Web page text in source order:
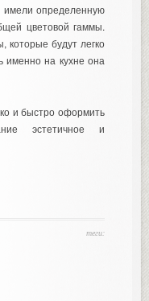
имели определенную
цветовой гаммы.
которые будут легко
именно на кухне она
и быстро оформить
эстетичное и
теги: